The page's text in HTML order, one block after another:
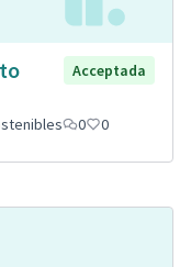
Acceptada
0 0